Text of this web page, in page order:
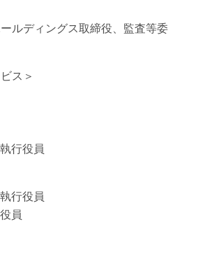
ルディングス取締役、監査等委
ス＞
行役員
行役員
員